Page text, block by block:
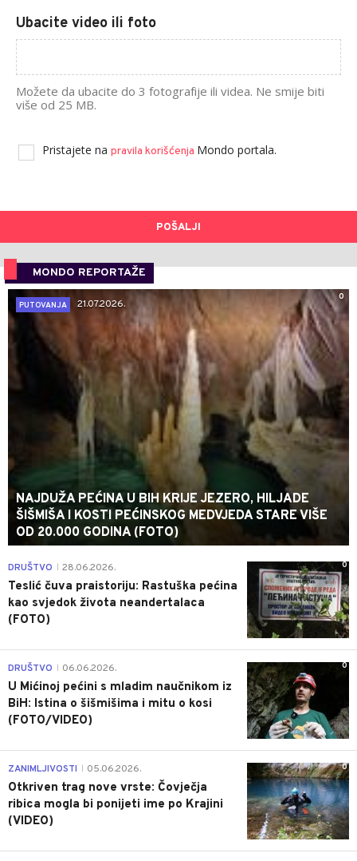
Ubacite video ili foto
Možete da ubacite do 3 fotografije ili videa. Ne smije biti
više od 25 MB.
Pristajete na pravila korišćenja Mondo portala.
POŠALJI
MONDO REPORTAŽE
0
PUTOVANJA
21.07.2026.
NAJDUŽA PEĆINA U BIH KRIJE JEZERO, HILJADE
ŠIŠMIŠA I KOSTI PEĆINSKOG MEDVJEDA STARE VIŠE
OD 20.000 GODINA (FOTO)
0
DRUŠTVO 28.06.2026.
Teslić čuva praistoriju: Rastuška pećina
kao svjedok života neandertalaca
(FOTO)
0
DRUŠTVO 06.06.2026.
U Mićinoj pećini s mladim naučnikom iz
BiH: Istina o šišmišima i mitu o kosi
(FOTO/VIDEO)
0
ZANIMLJIVOSTI 05.06.2026.
Otkriven trag nove vrste: Čovječja
ribica mogla bi ponijeti ime po Krajini
(VIDEO)